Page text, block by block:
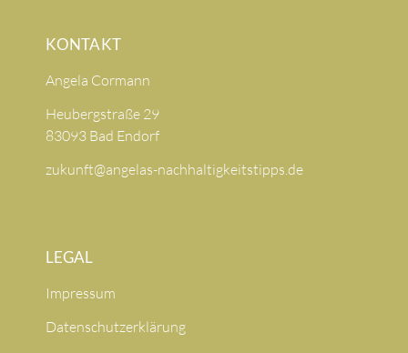
KONTAKT
Angela Cormann
Heubergstraße 29
83093 Bad Endorf
zukunft@angelas-nachhaltigkeitstipps.de
LEGAL
Impressum
Datenschutzerklärung